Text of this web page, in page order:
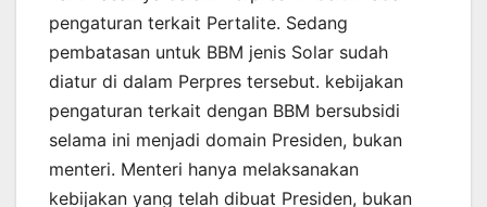
pengaturan terkait Pertalite. Sedang
pembatasan untuk BBM jenis Solar sudah
diatur di dalam Perpres tersebut. kebijakan
pengaturan terkait dengan BBM bersubsidi
selama ini menjadi domain Presiden, bukan
menteri. Menteri hanya melaksanakan
kebijakan yang telah dibuat Presiden, bukan